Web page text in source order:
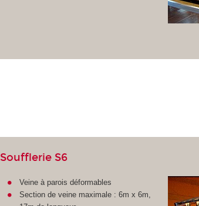
Soufflerie S6
Veine à parois déformables
Section de veine maximale : 6m x 6m,